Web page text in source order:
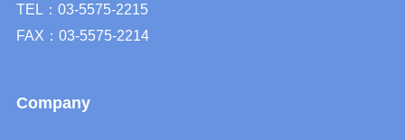
TEL：03-5575-2215
FAX：03-5575-2214
Company